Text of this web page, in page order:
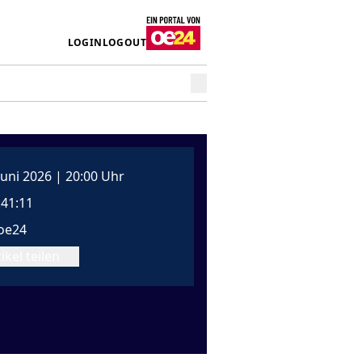
LOGINLOGOUT
2026 | 20:00 Uhr